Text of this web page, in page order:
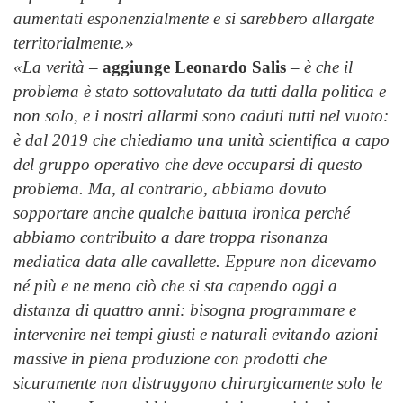
aumentati esponenzialmente e si sarebbero allargate
territorialmente.»
«La verità – aggiunge Leonardo Salis– è che il
problema è stato sottovalutato da tutti dalla politica e
non solo, e i nostri allarmi sono caduti tutti nel vuoto:
è dal 2019 che chiediamo una unità scientifica a capo
del gruppo operativo che deve occuparsi di questo
problema. Ma, al contrario, abbiamo dovuto
sopportare anche qualche battuta ironica perché
abbiamo contribuito a dare troppa risonanza
mediatica data alle cavallette. Eppure non dicevamo
né più e ne meno ciò che si sta capendo oggi a
distanza di quattro anni: bisogna programmare e
intervenire nei tempi giusti e naturali evitando azioni
massive in piena produzione con prodotti che
sicuramente non distruggono chirurgicamente solo le